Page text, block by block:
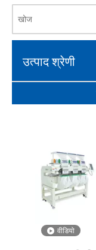
उत्पाद श्रेणी
वीडियो